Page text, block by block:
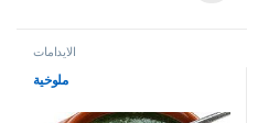
الايدامات
ملوخية